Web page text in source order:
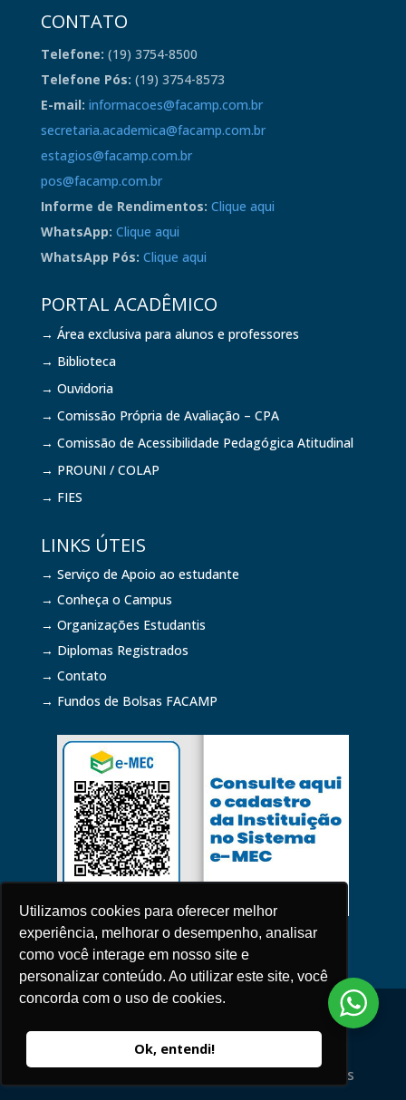
Utilizamos cookies para oferecer melhor
experiência, melhorar o desempenho, analisar
como você interage em nosso site e
personalizar conteúdo. Ao utilizar este site, você
concorda com o uso de cookies.
Ok, entendi!
CONTATO
Telefone: (19) 3754-8500
Telefone Pós: (19) 3754-8573
E-mail: informacoes@facamp.com.br
secretaria.academica@facamp.com.br
estagios@facamp.com.br
pos@facamp.com.br
Informe de Rendimentos: Clique aqui
WhatsApp: Clique aqui
WhatsApp Pós: Clique aqui
PORTAL ACADÊMICO
→ Área exclusiva para alunos e professores
→ Biblioteca
→ Ouvidoria
→ Comissão Própria de Avaliação – CPA
→ Comissão de Acessibilidade Pedagógica Atitudinal
→ PROUNI / COLAP
→ FIES
LINKS ÚTEIS
→ Serviço de Apoio ao estudante
→ Conheça o Campus
→ Organizações Estudantis
→ Diplomas Registrados
→ Contato
→ Fundos de Bolsas FACAMP
2026 © Todos os Direitos Reservados |
FACAMP – Centro Universitário de Campinas